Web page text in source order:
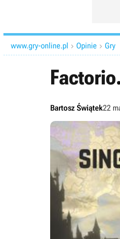
www.gry-online.pl  Opinie  Gry
Bartosz Świątek22